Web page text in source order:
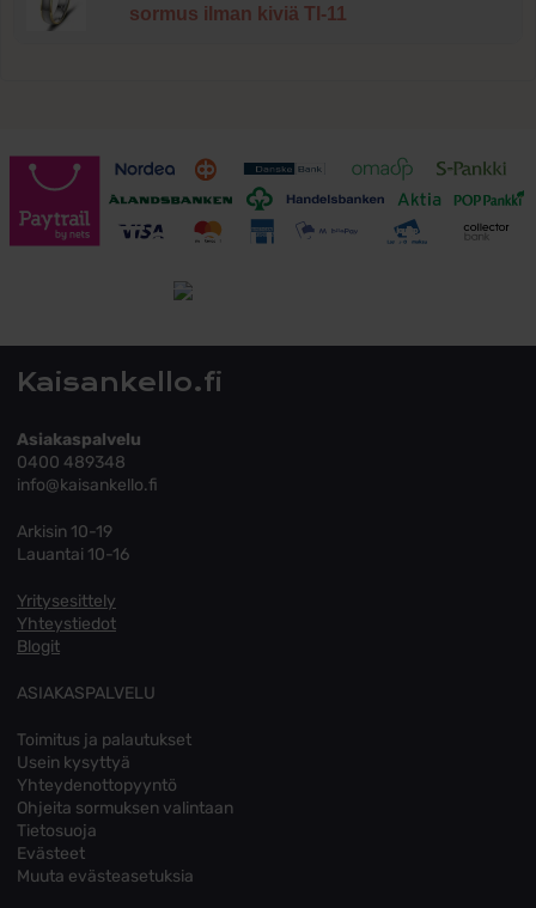
sormus ilman kiviä TI-11
Toimitusehdot
Kaisankello.fi
Asiakaspalvelu
0400 489348
info@kaisankello.fi
Arkisin 10-19
Lauantai 10-16
Yritysesittely
Yhteystiedot
Blogit
ASIAKASPALVELU
Toimitus ja palautukset
Usein kysyttyä
Yhteydenottopyyntö
Ohjeita sormuksen valintaan
Tietosuoja
Evästeet
Muuta evästeasetuksia